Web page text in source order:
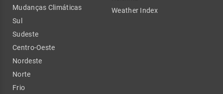
Mudanças Climáticas
Sul
Sudeste
Centro-Oeste
Nordeste
Norte
Frio
Weather Index